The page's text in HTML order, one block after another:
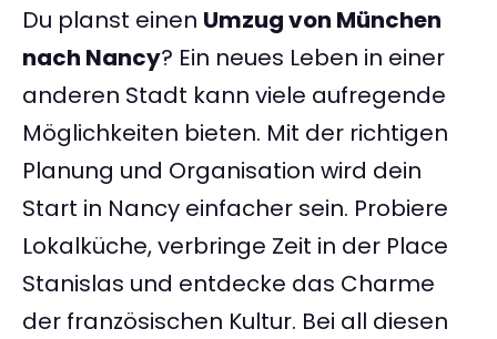
Du planst einen Umzug von München
nach Nancy? Ein neues Leben in einer
anderen Stadt kann viele aufregende
Möglichkeiten bieten. Mit der richtigen
Planung und Organisation wird dein
Start in Nancy einfacher sein. Probiere
Lokalküche, verbringe Zeit in der Place
Stanislas und entdecke das Charme
der französischen Kultur. Bei all diesen